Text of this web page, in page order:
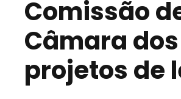
Comissão
Câmara
projetos de